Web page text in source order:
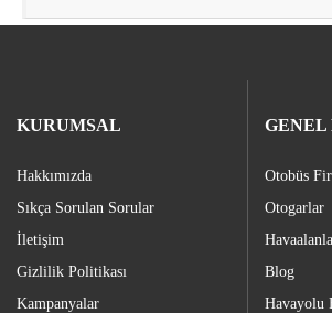
KURUMSAL
Hakkımızda
Sıkça Sorulan Sorular
İletişim
Gizlilik Politikası
Kampanyalar
Otobüs
Otogarlar
Blog
Havayolu